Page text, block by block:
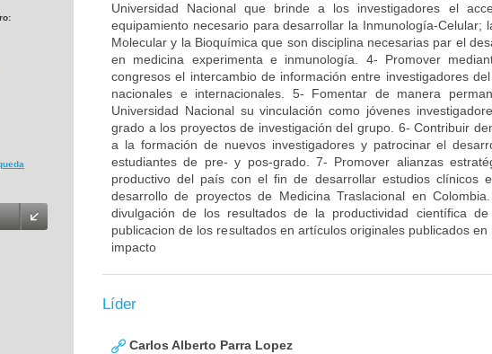
Universidad Nacional que brinde a los investigadores el
equipamiento necesario para desarrollar la Inmunología-Celular;
Molecular y la Bioquímica que son disciplina necesarias par el
en medicina experimenta e inmunología. 4- Promover
congresos el intercambio de información entre investigadores
nacionales e internacionales. 5- Fomentar de manera
Universidad Nacional su vinculación como jóvenes
grado a los proyectos de investigación del grupo. 6- Contribuir
a la formación de nuevos investigadores y patrocinar el
estudiantes de pre- y pos-grado. 7- Promover alianzas
productivo del país con el fin de desarrollar estudios clínicos
desarrollo de proyectos de Medicina Traslacional en
divulgación de los resultados de la productividad científica
publicacion de los resultados en artículos originales publicados
impacto
Líder
Carlos Alberto Parra Lopez